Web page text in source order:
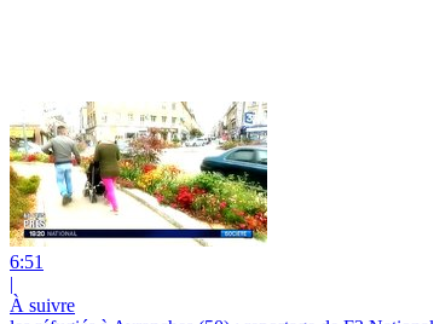
6:51
|
À suivre